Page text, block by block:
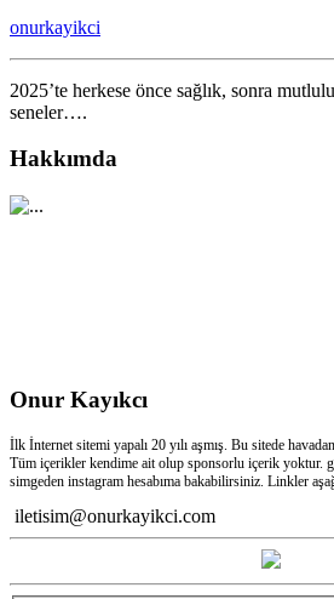
için
onurkayikci
2025’te herkese önce sağlık, sonra
seneler….
Hakkımda
Onur Kayıkcı
İlk İnternet sitemi yapalı 20 yılı aşmış. Bu sitede
Tüm içerikler kendime ait olup sponsorlu içerik yoktur.
simgeden instagram hesabıma bakabilirsiniz. Linkler
iletisim@onurkayikci.com